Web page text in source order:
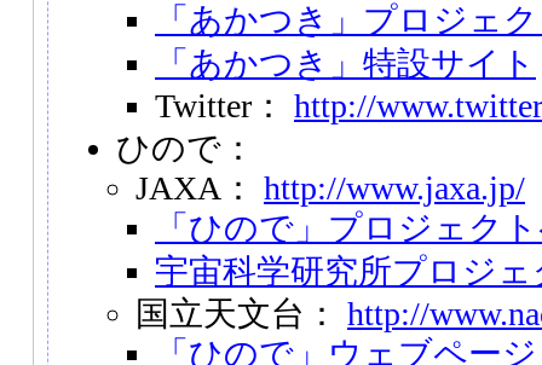
「あかつき」プロジェ
「あかつき」特設サイト
Twitter： http://
ひので：
JAXA： http://www.jaxa.jp/
「ひので」プロジェク
宇宙科学研究所プロジ
国立天文台： http://
「ひので」ウェブページ